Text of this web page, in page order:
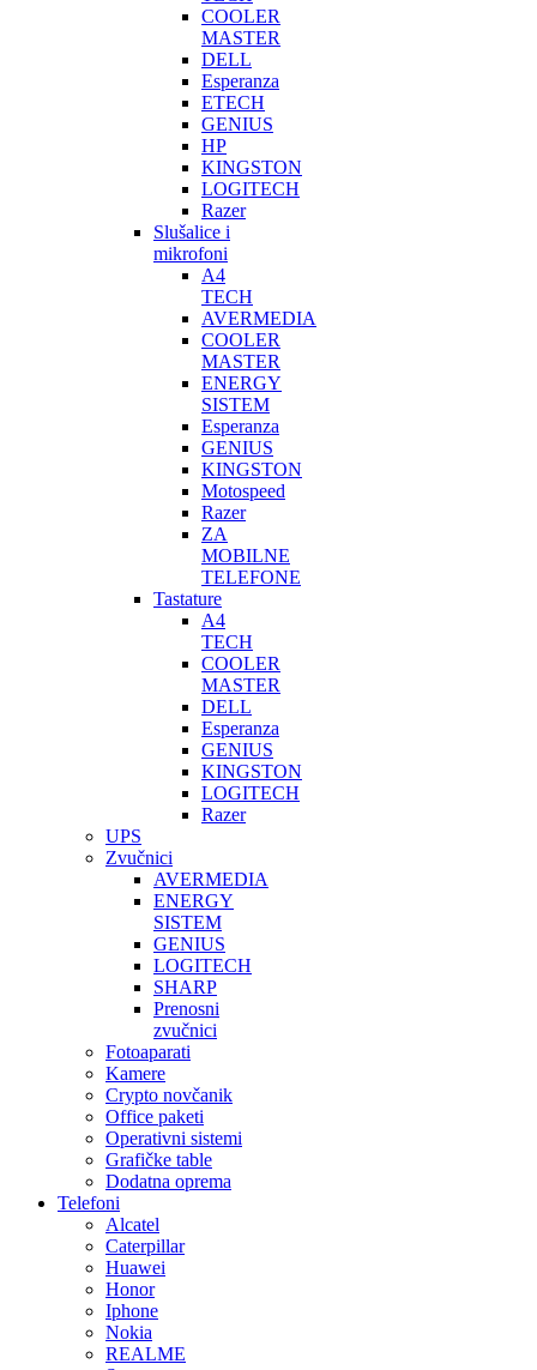
COOLER
MASTER
DELL
Esperanza
ETECH
GENIUS
HP
KINGSTON
LOGITECH
Razer
Slušalice i
mikrofoni
A4
TECH
AVERMEDIA
COOLER
MASTER
ENERGY
SISTEM
Esperanza
GENIUS
KINGSTON
Motospeed
Razer
ZA
MOBILNE
TELEFONE
Tastature
A4
TECH
COOLER
MASTER
DELL
Esperanza
GENIUS
KINGSTON
LOGITECH
Razer
UPS
Zvučnici
AVERMEDIA
ENERGY
SISTEM
GENIUS
LOGITECH
SHARP
Prenosni
zvučnici
Fotoaparati
Kamere
Crypto novčanik
Office paketi
Operativni sistemi
Grafičke table
Dodatna oprema
Telefoni
Alcatel
Caterpillar
Huawei
Honor
Iphone
Nokia
REALME